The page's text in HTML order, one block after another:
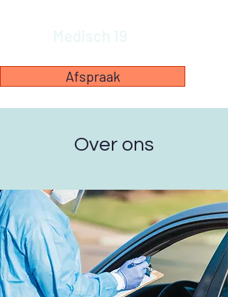
Afspraak
Over ons